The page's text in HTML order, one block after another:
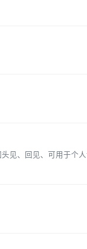
见、回见、可用于个